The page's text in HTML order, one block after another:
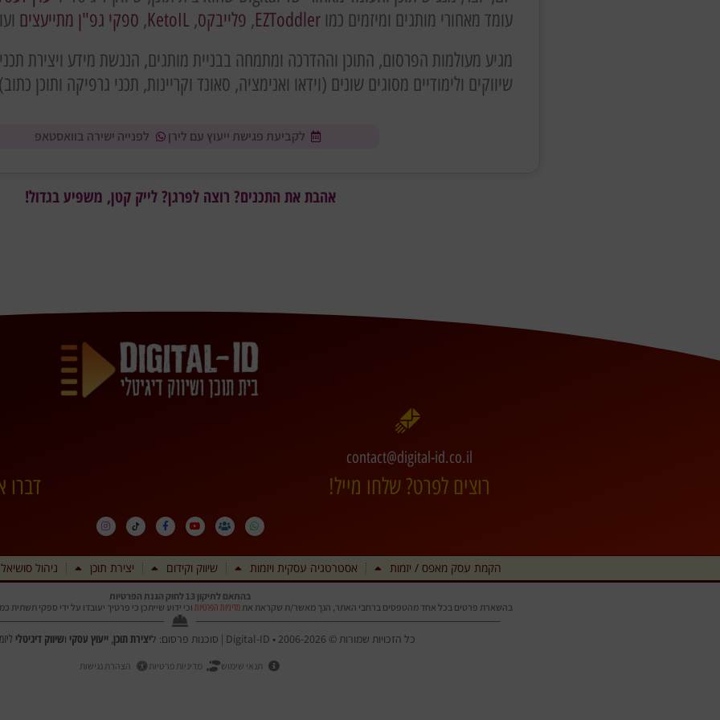
עומד מאחורי מותגים ומיזמים כמו EZToddler
, פלייבקס,
KetoIL
, ספקי גפ"ן מתייעצים
מגיע מעולמות הפרסום, התוכן וההדרכה ומתמחה בבניית מותגים, הנגשת מידע ויצירת
שיווקים ולימודיים מסוגים שונים (וידאו ואנימציה, סאונד וקריינות, תכני גרפיקה ותוכן
לקביעת פגישת ייעוץ עם לירן לפנייה ישירה בוואסטאפ
אהבת את התכנים? רוצה לפרגן? לייק קטן, משפיע בגדול!
contact@digital-id.co.il
רוצים לפרט? שלחו מייל! דברו
הקמת עסק מאפס / יזמות אסטרטגיה עסקית ויזמות שיווק וקידום יצירת תוכן ניהול סושיאל
בהתאם לתיקון 13 לחוק הגנת הפרטיות
בהשארת פרטים בכל אחד מהטפסים ברחבי האתר, הנך מאשר/ת שקראת את מדיניות הפרטיות וכי ידוע שייתכן כי פרטיך יעובדו על ידי ספקי
כל הזכויות שמורות © 2006-2026 • Digital-ID | סוכנות פרסום: ל יצירת תוכן,ייעוץ עסקי ושיווק דיגיטלי
תנאי שימוש מדיניות פרטיות הצהרת נגישות